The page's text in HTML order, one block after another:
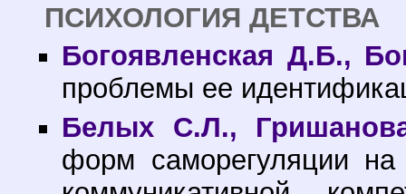
ПСИХОЛОГИЯ ДЕТСТВА
Богоявленская Д.Б.,
проблемы ее
Белых С.Л.,
форм саморегуляции на